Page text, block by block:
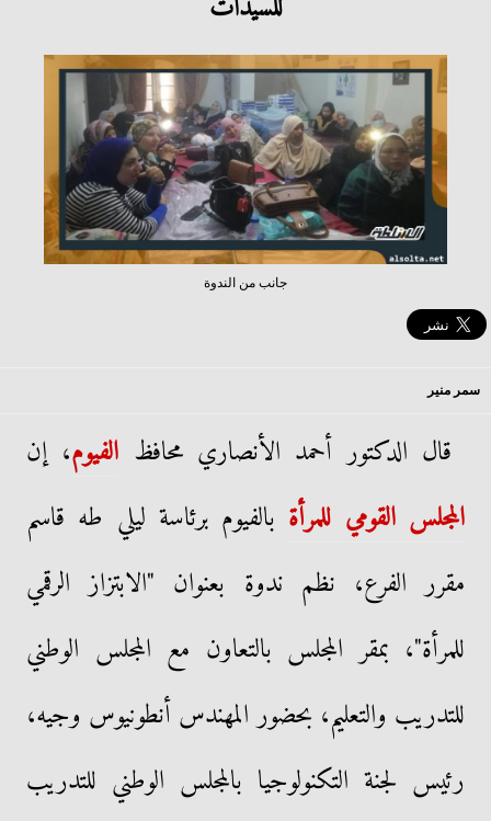
جانب من الندوة
سمر منير
قال الدكتور أحمد الأنصاري محافظ الفيوم، إن
المجلس القومي للمرأة بالفيوم برئاسة ليلي طه قاسم
مقرر الفرع، نظم ندوة بعنوان "الابتزاز الرقمي
للمرأة"، بمقر المجلس بالتعاون مع المجلس الوطني
للتدريب والتعليم، بحضور المهندس أنطونيوس وجيه،
رئيس لجنة التكنولوجيا بالمجلس الوطني للتدريب